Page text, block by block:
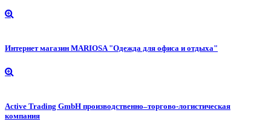
Интернет магазин MARIOSA "Одежда для офиса и отдыха"
Active Trading GmbH производственно–торгово-логистическая
компания